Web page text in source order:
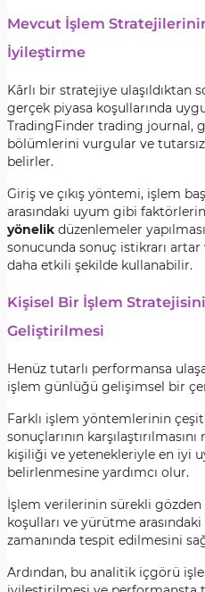
Mevcut İşlem
İyileştirme
Kârlı bir stratejiye ulaşıldıktan
gerçek piyasa koşullarında
TradingFinder trading journal,
bölümlerini vurgular ve
belirler.
Giriş ve çıkış yöntemi, işlem
arasındaki uyum gibi
yönelik düzenlemeler
sonucunda sonuç istikrarı artar
daha etkili şekilde kullanabilir.
Kişisel Bir İşlem
Geliştirilmesi
Henüz tutarlı performansa
işlem günlüğü gelişimsel bir
Farklı işlem yöntemlerinin
sonuçlarının
kişiliği ve yetenekleriyle en iyi
belirlenmesine yardımcı olur.
İşlem verilerinin sürekli
koşulları ve yürütme
zamanında tespit edilmesini
Ardından, bu analitik içgörü